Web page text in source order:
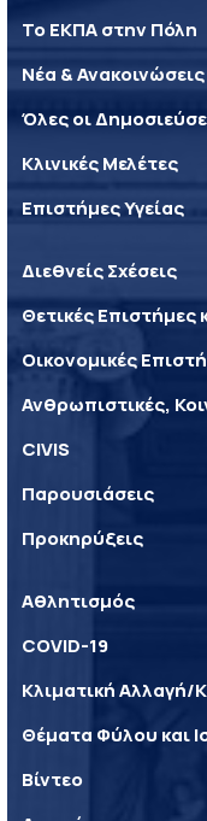
Το ΕΚΠΑ στην Πόλη
Νέα & Ανακοινώσεις
Όλες οι
Κλινικές Μελέτες
Επιστήμες Υγείας
Διεθνείς Σχέσεις
Θετικές Επιστήμες
Οικονομικές
Ανθρωπιστικές,
CIVIS
Παρουσιάσεις
Προκηρύξεις
Αθλητισμός
COVID-19
Κλιματική Αλλαγή/
Θέματα Φύλου και
Βίντεο